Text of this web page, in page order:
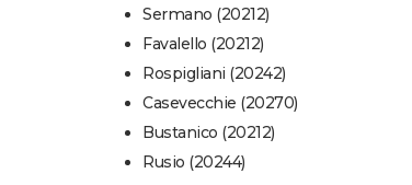
Sermano (20212)
Favalello (20212)
Rospigliani (20242)
Casevecchie (20270)
Bustanico (20212)
Rusio (20244)